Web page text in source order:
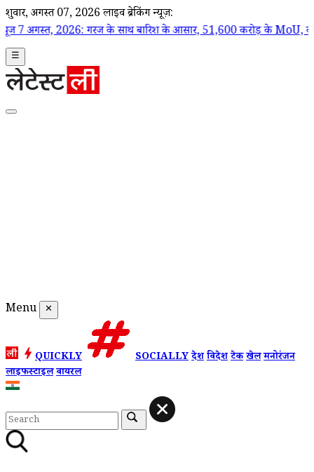
शुक्रवार, अगस्त 07, 2026 लाइव ब्रेकिंग न्यूज़:
गरज के साथ बारिश के आसार, 51,600 करोड़ के MoU, कानून-
☰
Menu ✕
QUICKLY SOCIALLYदेशविदेशटेकखेलमनोरंजन
लाइफस्टाइलवायरल